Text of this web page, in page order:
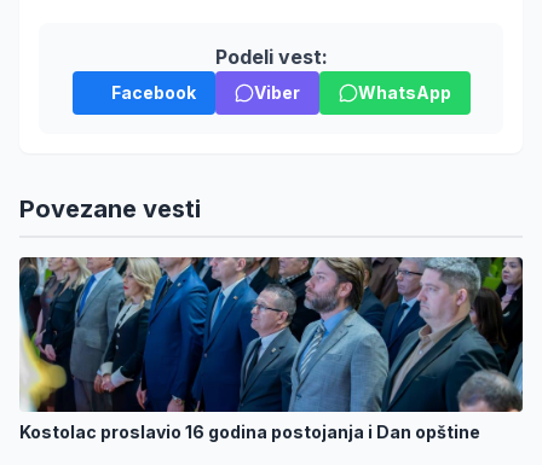
Podeli vest:
Facebook Viber WhatsApp
Povezane vesti
Kostolac proslavio 16 godina postojanja i Dan opštine